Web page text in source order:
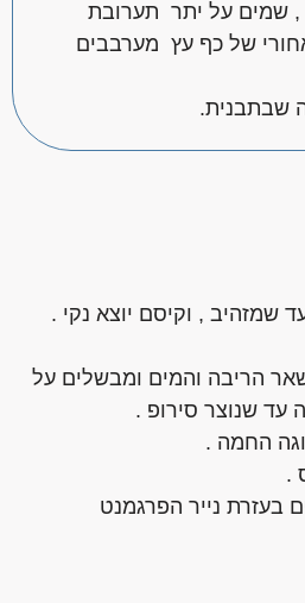
, שמים על יתר תערובת
של כף עץ מערבבים
שבתבנית.
הריבה והמים ומבשלים על
עד שנוצר סירופ .
החמה .
.
מוציאים בעזרת נייר הפרגמנט